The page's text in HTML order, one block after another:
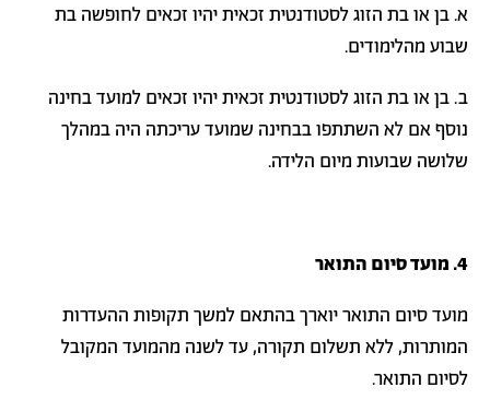
א. בן או בת הזוג לסטודנטית זכאית יהיו זכאים לחופשה בת
שבוע מהלימודים.
ב. בן או בת הזוג לסטודנטית זכאית יהיו זכאים למועד בחינה
נוסף אם לא השתתפו בבחינה שמועד עריכתה היה במהלך
שלושה שבועות מיום הלידה.
4. מועד סיום התואר
מועד סיום התואר יוארך בהתאם למשך תקופות ההעדרות
המותרות, ללא תשלום תקורה, עד לשנה מהמועד המקובל
לסיום התואר.